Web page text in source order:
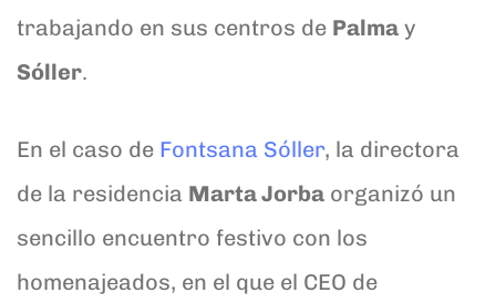
trabajando en sus centros de Palma y
Sóller.
En el caso de Fontsana Sóller, la directora
de la residencia Marta Jorba organizó un
sencillo encuentro festivo con los
homenajeados, en el que el CEO de